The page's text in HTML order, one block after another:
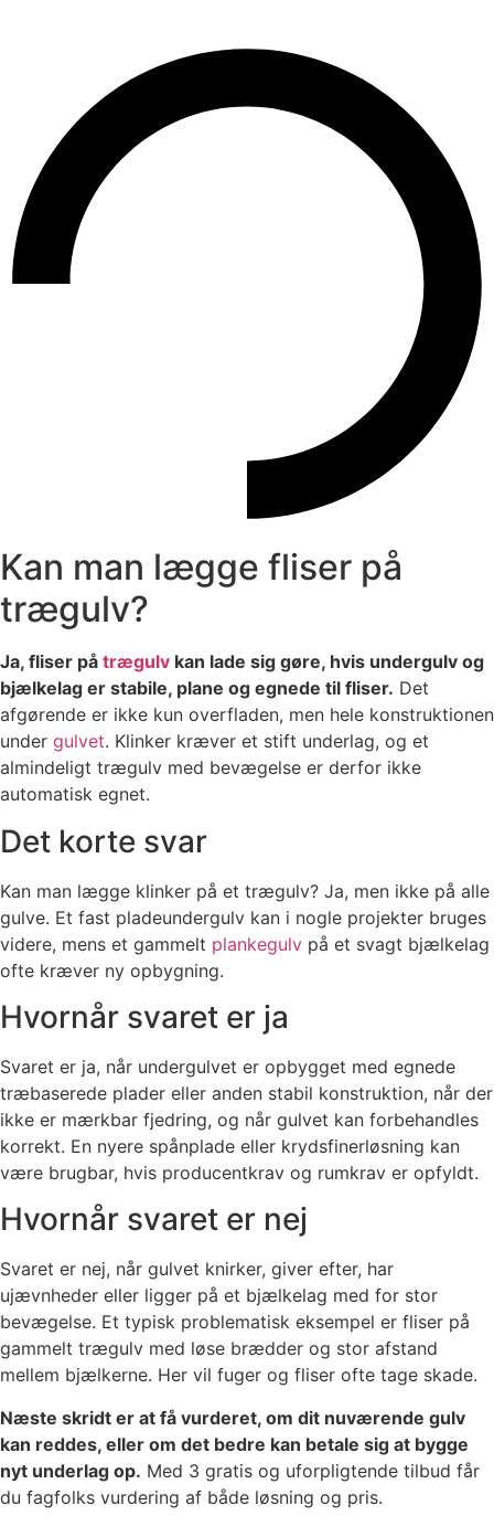
Kan man lægge fliser på
trægulv?
Ja, fliser på trægulv kan lade sig gøre, hvis undergulv og
bjælkelag er stabile, plane og egnede til fliser. Det
afgørende er ikke kun overfladen, men hele konstruktionen
under gulvet. Klinker kræver et stift underlag, og et
almindeligt trægulv med bevægelse er derfor ikke
automatisk egnet.
Det korte svar
Kan man lægge klinker på et trægulv? Ja, men ikke på alle
gulve. Et fast pladeundergulv kan i nogle projekter bruges
videre, mens et gammelt plankegulv på et svagt bjælkelag
ofte kræver ny opbygning.
Hvornår svaret er ja
Svaret er ja, når undergulvet er opbygget med egnede
træbaserede plader eller anden stabil konstruktion, når der
ikke er mærkbar fjedring, og når gulvet kan forbehandles
korrekt. En nyere spånplade eller krydsfinerløsning kan
være brugbar, hvis producentkrav og rumkrav er opfyldt.
Hvornår svaret er nej
Svaret er nej, når gulvet knirker, giver efter, har
ujævnheder eller ligger på et bjælkelag med for stor
bevægelse. Et typisk problematisk eksempel er fliser på
gammelt trægulv med løse brædder og stor afstand
mellem bjælkerne. Her vil fuger og fliser ofte tage skade.
Næste skridt er at få vurderet, om dit nuværende gulv
kan reddes, eller om det bedre kan betale sig at bygge
nyt underlag op. Med 3 gratis og uforpligtende tilbud får
du fagfolks vurdering af både løsning og pris.